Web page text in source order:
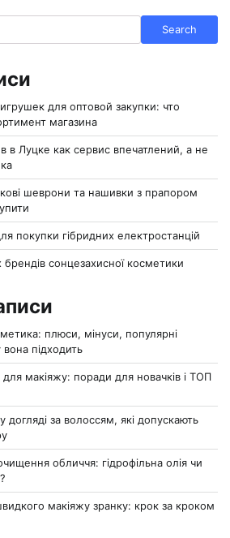
Search
для оптовой закупки: что
магазина
в Луцке как сервис впечатлений, а не
шеврони та нашивки з прапором
покупки гібридних електростанцій
брендів сонцезахисної косметики
плюси, мінуси, популярні
підходить
для макіяжу: поради для новачків і ТОП
за волоссям, які допускають
обличчя: гідрофільна олія чи
макіяжу зранку: крок за кроком